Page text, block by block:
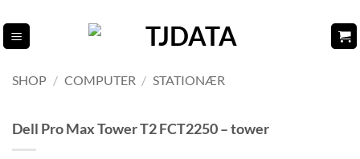
til
indhold
SHOP / COMPUTER / STATIONÆR
Dell Pro Max Tower T2 FCT2250 – tower